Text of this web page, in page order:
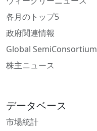
各月のトップ5
政府関連情報
Global SemiConsortium
株主ニュース
データベース
市場統計